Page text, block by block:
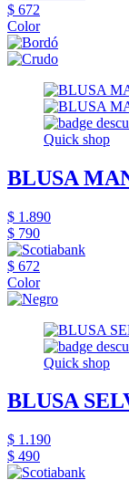
$ 672
Color
Quick shop
BLUSA
$ 1.890
$ 790
$ 672
Color
Quick shop
BLUSA
$ 1.190
$ 490